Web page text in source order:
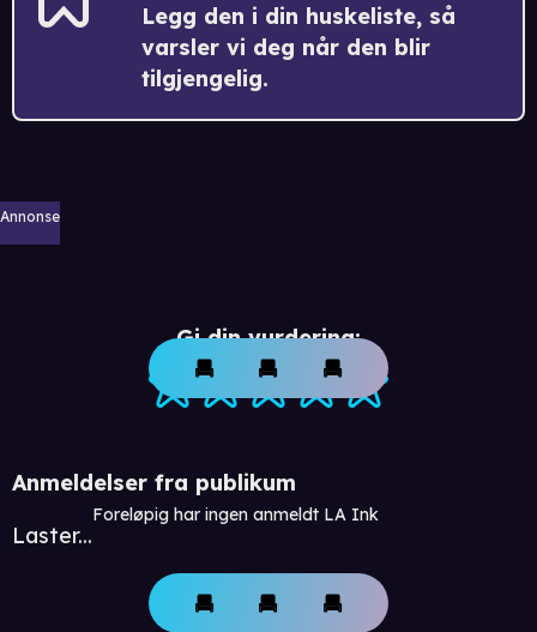
Legg den i din huskeliste, så
varsler vi deg når den blir
tilgjengelig.
Annonse
Gi din vurdering:
Anmeldelser fra publikum
Laster...
Foreløpig har ingen anmeldt LA Ink